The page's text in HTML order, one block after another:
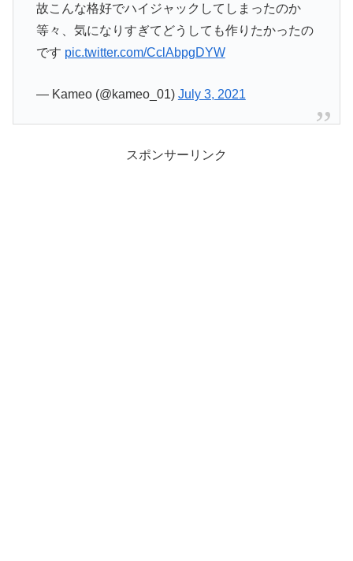
故こんな格好でハイジャックしてしまったのか
等々、気になりすぎてどうしても作りたかったの
です pic.twitter.com/CclAbpgDYW
— Kameo (@kameo_01) July 3, 2021
スポンサーリンク